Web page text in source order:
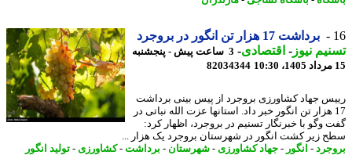
برداشت 17 هزار تن انگور در بروجرد
نیوز-اقتصادی- 3 ساعت پیش - پنجشنبه
82034344
جهاد کشاورزی بروجرد از پیس بینی برداشت
هزار تن انگور خبر داد. استانها عزت الله نباتی در
وگو با خبرنگار تسنیم در بروجرد، اظهار کرد:
زیر کشت انگور در شهرستان بروجرد یک هزار ...
-انگور -جهاد کشاورزی- شهرستان-برداشت -کشاورزی- تولید انگور